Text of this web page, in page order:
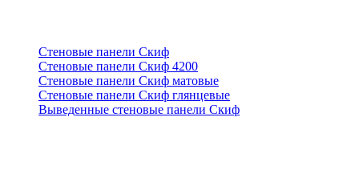
Стеновые панели Скиф
Стеновые панели Скиф 4200
Стеновые панели Скиф матовые
Стеновые панели Скиф глянцевые
Выведенные стеновые панели Скиф